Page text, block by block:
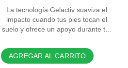
La tecnología Gelactiv suaviza el
impacto cuando tus pies tocan el
suelo y ofrece un apoyo durante t…
AGREGAR AL CARRITO